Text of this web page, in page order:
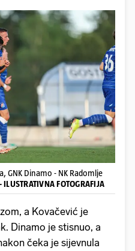
GNK Dinamo - NK Radomlje
FOTOGRAFIJA
a Kovačević je
Dinamo je stisnuo, a
čeka je sijevnula